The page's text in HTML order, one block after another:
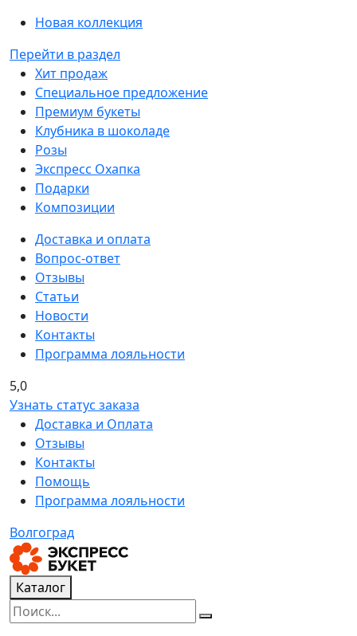
Новая коллекция
Перейти в раздел
Хит продаж
Специальное предложение
Премиум букеты
Клубника в шоколаде
Розы
Экспресс Охапка
Подарки
Композиции
Доставка и оплата
Вопрос-ответ
Отзывы
Статьи
Новости
Контакты
Программа лояльности
5,0
Узнать статус заказа
Доставка и Оплата
Отзывы
Контакты
Помощь
Программа лояльности
Волгоград
Каталог